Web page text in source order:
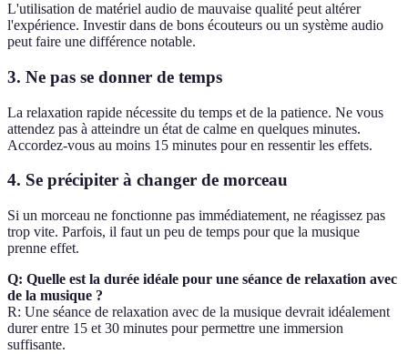
L'utilisation de matériel audio de mauvaise qualité peut altérer
l'expérience. Investir dans de bons écouteurs ou un système audio
peut faire une différence notable.
3. Ne pas se donner de temps
La relaxation rapide nécessite du temps et de la patience. Ne vous
attendez pas à atteindre un état de calme en quelques minutes.
Accordez-vous au moins 15 minutes pour en ressentir les effets.
4. Se précipiter à changer de morceau
Si un morceau ne fonctionne pas immédiatement, ne réagissez pas
trop vite. Parfois, il faut un peu de temps pour que la musique
prenne effet.
Q: Quelle est la durée idéale pour une séance de relaxation avec
de la musique ?
R: Une séance de relaxation avec de la musique devrait idéalement
durer entre 15 et 30 minutes pour permettre une immersion
suffisante.